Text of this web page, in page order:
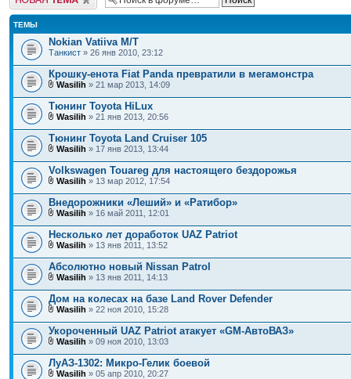
ТЕМЫ
Nokian Vatiiva M/T
Танкист » 26 янв 2010, 23:12
Крошку-енота Fiat Panda превратили в мегамонстра
Wasilih » 21 мар 2013, 14:09
Тюнинг Toyota HiLux
Wasilih » 21 янв 2013, 20:56
Тюнинг Toyota Land Cruiser 105
Wasilih » 17 янв 2013, 13:44
Volkswagen Touareg для настоящего бездорожья
Wasilih » 13 мар 2012, 17:54
Внедорожники «Леший» и «Ратибор»
Wasilih » 16 май 2011, 12:01
Несколько лет доработок UAZ Patriot
Wasilih » 13 янв 2011, 13:52
Абсолютно новый Nissan Patrol
Wasilih » 13 янв 2011, 14:13
Дом на колесах на базе Land Rover Defender
Wasilih » 22 ноя 2010, 15:28
Укороченный UAZ Patriot атакует «GM-АвтоВАЗ»
Wasilih » 09 ноя 2010, 13:03
ЛуАЗ-1302: Микро-Гелик боевой
Wasilih » 05 апр 2010, 20:27